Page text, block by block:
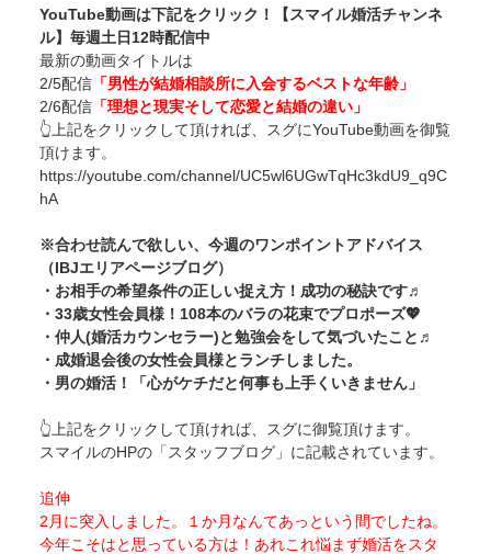
YouTube動画は下記をクリック！【スマイル婚活チャンネ
ル】毎週土日12時配信中
最新の動画タイトルは
2/5配信「男性が結婚相談所に入会するベストな年齢」
2/6配信「理想と現実そして恋愛と結婚の違い」
👆上記をクリックして頂ければ、スグにYouTube動画を御覧
頂けます。
https://youtube.com/channel/UC5wl6UGwTqHc3kdU9_q9C
hA
※合わせ読んで欲しい、今週のワンポイントアドバイス
（IBJエリアページブログ）
・ お相手の希望条件の正しい捉え方！成功の秘訣です♬
・ 33歳女性会員様！108本のバラの花束でプロポーズ💖
・ 仲人(婚活カウンセラー)と勉強会をして気づいたこと♬
・ 成婚退会後の女性会員様とランチしました。
・ 男の婚活！「心がケチだと何事も上手くいきません」
👆上記をクリックして頂ければ、スグに御覧頂けます。
スマイルのHPの「スタッフブログ」に記載されています。
追伸
2月に突入しました。１か月なんてあっという間でしたね。
今年こそはと思っている方は！あれこれ悩まず婚活をスタ